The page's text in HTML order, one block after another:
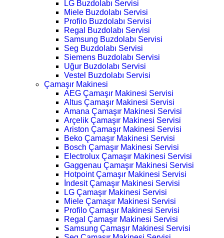
LG Buzdolabı Servisi
Miele Buzdolabı Servisi
Profilo Buzdolabı Servisi
Regal Buzdolabı Servisi
Samsung Buzdolabı Servisi
Seg Buzdolabı Servisi
Siemens Buzdolabı Servisi
Uğur Buzdolabı Servisi
Vestel Buzdolabı Servisi
Çamaşır Makinesi
AEG Çamaşır Makinesi Servisi
Altus Çamaşır Makinesi Servisi
Amana Çamaşır Makinesi Servisi
Arçelik Çamaşır Makinesi Servisi
Ariston Çamaşır Makinesi Servisi
Beko Çamaşır Makinesi Servisi
Bosch Çamaşır Makinesi Servisi
Electrolux Çamaşır Makinesi Servisi
Gaggenau Çamaşır Makinesi Servisi
Hotpoint Çamaşır Makinesi Servisi
İndesit Çamaşır Makinesi Servisi
LG Çamaşır Makinesi Servisi
Miele Çamaşır Makinesi Servisi
Profilo Çamaşır Makinesi Servisi
Regal Çamaşır Makinesi Servisi
Samsung Çamaşır Makinesi Servisi